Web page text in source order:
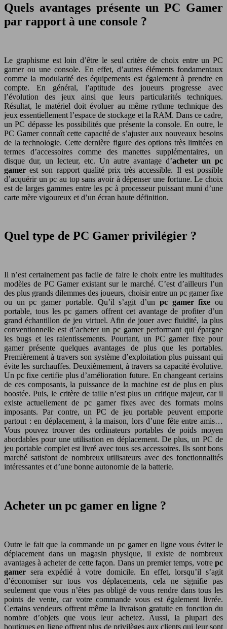
Quels avantages présente un PC Gamer
par rapport à une console ?
Le graphisme est loin d’être le seul critère de choix entre un PC
gamer ou une console. En effet, d’autres éléments fondamentaux
comme la modularité des équipements est également à prendre en
compte. En général, l’aptitude des joueurs progresse avec
l’évolution des jeux ainsi que leurs particularités techniques.
Résultat, le matériel doit évoluer au même rythme technique des
jeux essentiellement l’espace de stockage et la RAM. Dans ce cadre,
un PC dépasse les possibilités que présente la console. En outre, le
PC Gamer connaît cette capacité de s’ajuster aux nouveaux besoins
de la technologie. Cette dernière figure des options très limitées en
termes d’accessoires comme des manettes supplémentaires, un
disque dur, un lecteur, etc. Un autre avantage d’acheter un pc
gamer est son rapport qualité prix très accessible. Il est possible
d’acquérir un pc au top sans avoir à dépenser une fortune. Le choix
est de larges gammes entre les pc à processeur puissant muni d’une
carte mère vigoureux et d’un écran haute définition.
Quel type de PC Gamer privilégier ?
Il n’est certainement pas facile de faire le choix entre les multitudes
modèles de PC Gamer existant sur le marché. C’est d’ailleurs l’un
des plus grands dilemmes des joueurs, choisir entre un pc gamer fixe
ou un pc gamer portable. Qu’il s’agit d’un pc gamer fixe ou
portable, tous les pc gamers offrent cet avantage de profiter d’un
grand échantillon de jeu virtuel. Afin de jouer avec fluidité, la plus
conventionnelle est d’acheter un pc gamer performant qui épargne
les bugs et les ralentissements. Pourtant, un PC gamer fixe pour
gamer présente quelques avantages de plus que les portables.
Premièrement à travers son système d’exploitation plus puissant qui
évite les surchauffes. Deuxièmement, à travers sa capacité évolutive.
Un pc fixe certifie plus d’amélioration future. En changeant certains
de ces composants, la puissance de la machine est de plus en plus
boostée. Puis, le critère de taille n’est plus un critique majeur, car il
existe actuellement de pc gamer fixes avec des formats moins
imposants. Par contre, un PC de jeu portable peuvent emporte
partout : en déplacement, à la maison, lors d’une fête entre amis…
Vous pouvez trouver des ordinateurs portables de poids moyen
abordables pour une utilisation en déplacement. De plus, un PC de
jeu portable complet est livré avec tous ses accessoires. Ils sont bons
marché satisfont de nombreux utilisateurs avec des fonctionnalités
intéressantes et d’une bonne autonomie de la batterie.
Acheter un pc gamer en ligne ?
Outre le fait que la commande un pc gamer en ligne vous éviter le
déplacement dans un magasin physique, il existe de nombreux
avantages à acheter de cette façon. Dans un premier temps, votre pc
gamer sera expédié à votre domicile. En effet, lorsqu’il s’agit
d’économiser sur tous vos déplacements, cela ne signifie pas
seulement que vous n’êtes pas obligé de vous rendre dans tous les
points de vente, car votre commande vous est également livrée.
Certains vendeurs offrent même la livraison gratuite en fonction du
nombre d’objets que vous leur achetez. Aussi, la plupart des
boutiques en ligne offrent plus de privilèges aux clients qui leur sont